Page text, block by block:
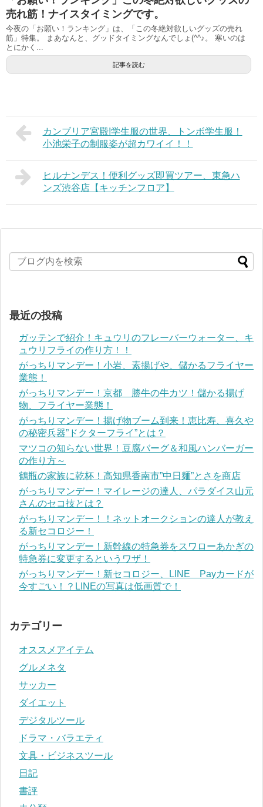
売れ筋！ナイスタイミングです。
今夜の「お願い！ランキング」は、「この冬絶対欲しいグッズの売れ
筋」特集。 まあなんと、グッドタイミングなんでしょ(^^♪。 寒いのは
とにかく...
記事を読む
カンブリア宮殿!学生服の世界、トンボ学生服！
小池栄子の制服姿が超カワイイ！！
ヒルナンデス！便利グッズ即買ツアー、東急ハ
ンズ渋谷店【キッチンフロア】
最近の投稿
ガッテンで紹介！キュウリのフレーバーウォーター、キ
ュウリフライの作り方！！
がっちりマンデー！小岩、素揚げや、儲かるフライヤー
業態！
がっちりマンデー！京都 勝牛の牛カツ！儲かる揚げ
物、フライヤー業態！
がっちりマンデー！揚げ物ブーム到来！恵比寿、喜久や
の秘密兵器”ドクターフライ”とは？
マツコの知らない世界！豆腐バーグ＆和風ハンバーガー
の作り方～
鶴瓶の家族に乾杯！高知県香南市”中日麺”とさを商店
がっちりマンデー！マイレージの達人、パラダイス山元
さんのセコ技とは？
がっちりマンデー！！ネットオークションの達人が教え
る新セコロジー！
がっちりマンデー！新幹線の特急券をスワローあかぎの
特急券に変更するというワザ！
がっちりマンデー！新セコロジー、LINE Payカードが
今すごい！？LINEの写真は低画質で！
カテゴリー
オススメアイテム
グルメネタ
サッカー
ダイエット
デジタルツール
ドラマ・バラエティ
文具・ビジネスツール
日記
書評